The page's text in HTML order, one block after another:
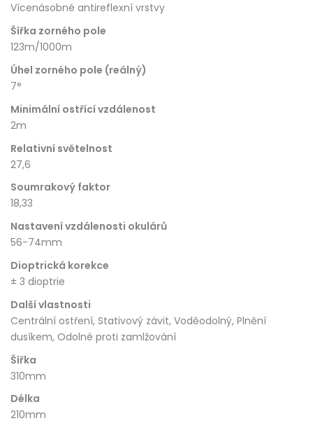
Vícenásobné antireflexní vrstvy
Šířka zorného pole
123m/1000m
Úhel zorného pole (reálný)
7°
Minimální ostřící vzdálenost
2m
Relativní světelnost
27,6
Soumrakový faktor
18,33
Nastavení vzdálenosti okulárů
56-74mm
Dioptrická korekce
± 3 dioptrie
Další vlastnosti
Centrální ostření, Stativový závit, Voděodolný, Plnění
dusíkem, Odolné proti zamlžování
Šířka
310mm
Délka
210mm